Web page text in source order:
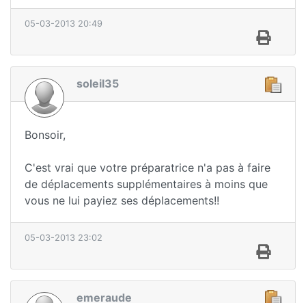
05-03-2013 20:49
soleil35
Bonsoir,
C'est vrai que votre préparatrice n'a pas à faire
de déplacements supplémentaires à moins que
vous ne lui payiez ses déplacements!!
05-03-2013 23:02
emeraude